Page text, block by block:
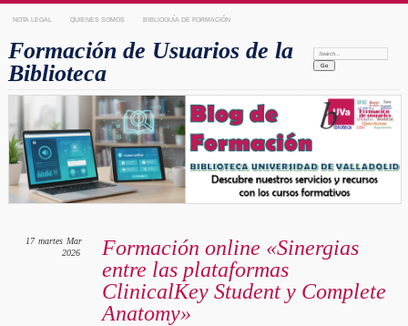
NOTA LEGAL QUIENES SOMOS BIBLIOGUÍA DE FORMACIÓN
Formación de Usuarios de la
Biblioteca
Search:
Formación online «Sinergias
entre las plataformas
ClinicalKey Student y Complete
Anatomy»
17 martes Mar
2026